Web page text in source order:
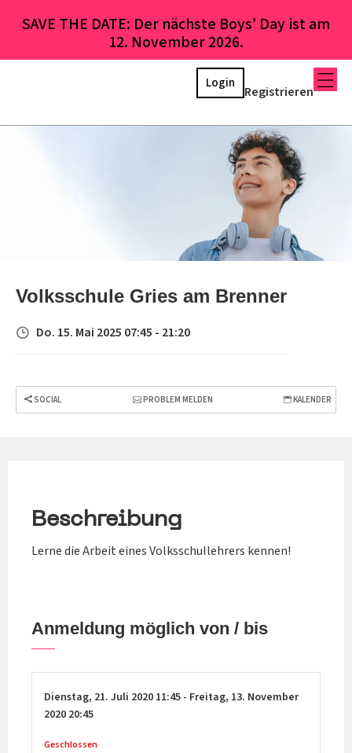
SAVE THE DATE: Der nächste Boys’ Day ist am
12. November 2026.
Registrieren
Login
Volksschule Gries am Brenner
Do. 15. Mai 2025 07:45 - 21:20
SOCIAL PROBLEM MELDEN KALENDER
Beschreibung
Lerne die Arbeit eines Volksschullehrers kennen!
Anmeldung möglich von / bis
Dienstag, 21. Juli 2020 11:45 - Freitag, 13. November
2020 20:45
Geschlossen